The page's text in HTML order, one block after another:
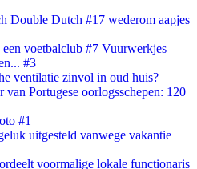
Double Dutch #17 wederom aapjes
voetbalclub #7 Vuurwerkjes
#3
ventilatie zinvol in oud huis?
van Portugese oorlogsschepen: 120
#1
uitgesteld vanwege vakantie
voormalige lokale functionaris